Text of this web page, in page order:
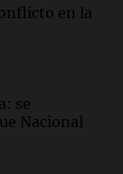
en la
se
Nacional